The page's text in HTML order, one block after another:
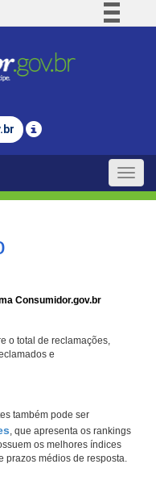
Comunica BR
Legislação
Toggle
Consumidor.gov.br
o total de reclamações,
e
também pode ser
, que apresenta os rankings
os melhores índices
prazos médios de resposta.